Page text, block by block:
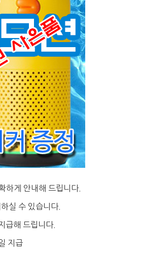
하게 안내해 드립니다.
실 수 있습니다.
급해 드립니다.
지급